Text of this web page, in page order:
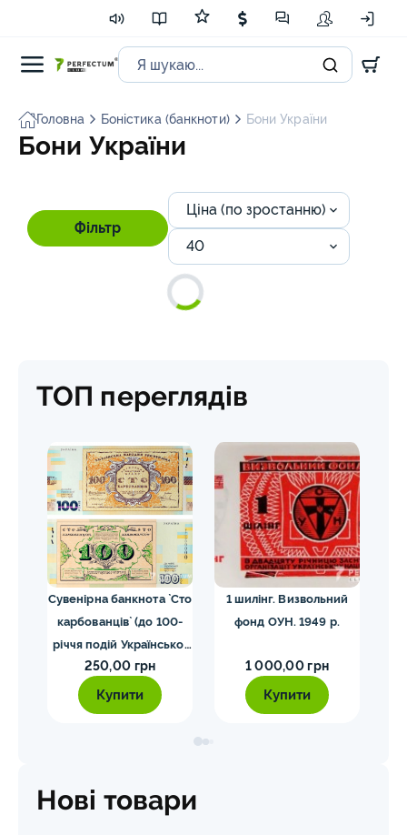
Головна Боністика (банкноти) Бони України
Бони України
Фільтр
Ціна (по зростанню)
40
ТОП переглядів
Сувенірна банкнота `Сто
карбованців` (до 100-
річчя подій Української
революції 1917 – 1921
років)
250,00 грн
Купити
1 шилінг. Визвольний
фонд ОУН. 1949 р.
1 000,00 грн
Купити
Нові товари